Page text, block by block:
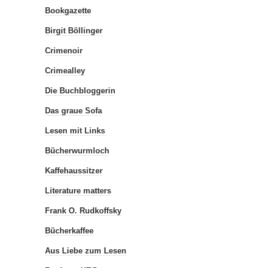
Bookgazette
Birgit Böllinger
Crimenoir
Crimealley
Die Buchbloggerin
Das graue Sofa
Lesen mit Links
Bücherwurmloch
Kaffehaussitzer
Literature matters
Frank O. Rudkoffsky
Bücherkaffee
Aus Liebe zum Lesen